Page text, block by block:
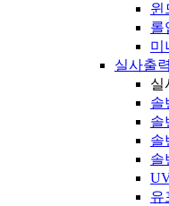
윈
롤
미
실사출
실
솔
솔
솔
솔
유